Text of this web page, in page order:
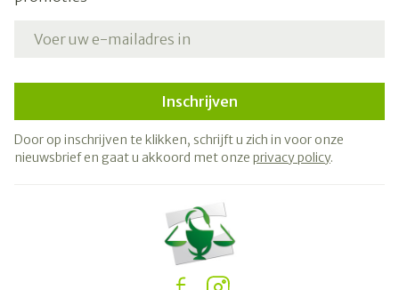
Inschrijven
Door op inschrijven te klikken, schrijft u zich in voor onze
nieuwsbrief en gaat u akkoord met onze privacy policy.